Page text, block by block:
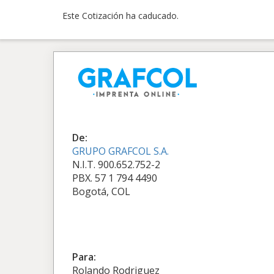
Este Cotización ha caducado.
De:
GRUPO GRAFCOL S.A.
N.I.T. 900.652.752-2
PBX. 57 1 794 4490
Bogotá, COL
Para:
Rolando Rodriguez